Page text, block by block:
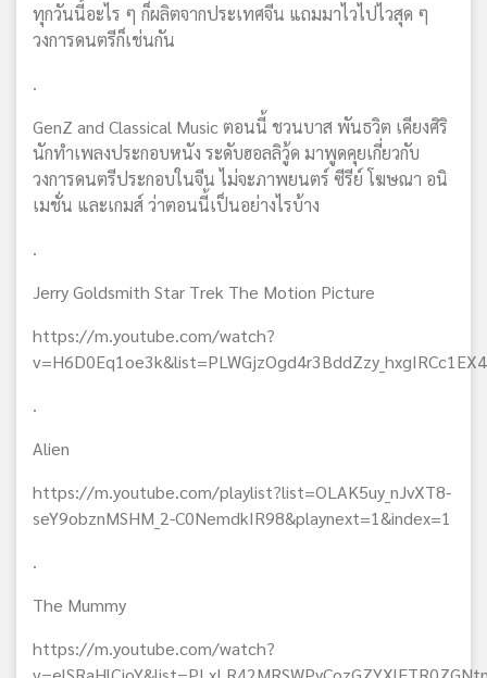
ทุกวันนี้อะไร ๆ ก็ผลิตจากประเทศจีน แถมมาไวไปไวสุด ๆ
วงการดนตรีก็เช่นกัน
.
GenZ and Classical Music ตอนนี้ ชวนบาส พันธวิต เคียงศิริ
นักทำเพลงประกอบหนัง ระดับฮอลลิวู้ด มาพูดคุยเกี่ยวกับ
วงการดนตรีประกอบในจีน ไม่จะภาพยนตร์ ซีรีย์ โฆษณา อนิ
เมชั่น และเกมส์ ว่าตอนนี้เป็นอย่างไรบ้าง
.
Jerry Goldsmith Star Trek The Motion Picture
https://m.youtube.com/watch?
.
Alien
https://m.youtube.com/playlist?list=OLAK5uy_nJvXT8-
seY9obznMSHM_2-C0NemdkIR98&playnext=1&index=1
.
The Mummy
https://m.youtube.com/watch?